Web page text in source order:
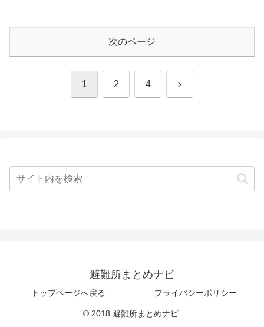
次のページ
1 2 4 次
避難所まとめナビ
トップページへ戻る プライバシーポリシー
© 2018 避難所まとめナビ.